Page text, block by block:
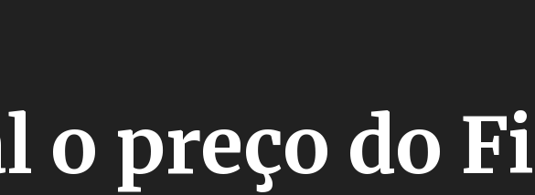
o preço do